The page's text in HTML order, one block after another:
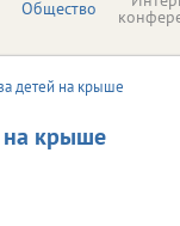
Общество
детей на крыше
на крыше